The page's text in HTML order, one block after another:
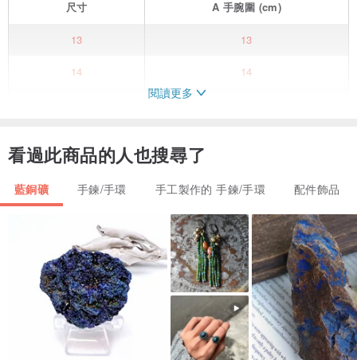
尺寸 A手腕圍 (cm)
13 13
14 14
17
18 18
其它尺寸(請聯絡我們)
【藍銅礦 Azurite 】
藍銅礦（Azurite）是平伏敏感情緒的寶石，有「千里眼」的人用藍銅
礦來冥想很有幫助。
閱讀更多
看過此商品的人也搜尋了
藍銅礦 手鍊/手環 手工製作的 手鍊/手環 配件飾品